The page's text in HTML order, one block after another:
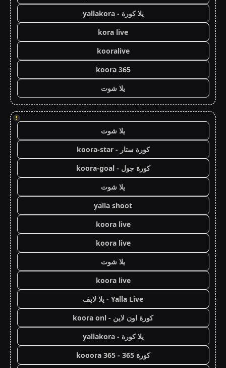
يلا كورة - yallakora
kora live
kooralive
koora 365
يلا شوت
!
يلا شوت
كورة ستار - koora-star
كورة جول - koora-goal
يلا شوت
yalla shoot
koora live
koora live
يلا شوت
koora live
Yalla Live - يلا لايف
كورة اون لاين - koora onl
يلا كورة - yallakora
كورة 365 - kooora 365